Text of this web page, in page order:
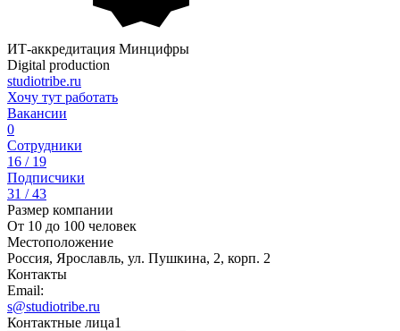
ИТ-аккредитация Минцифры
Digital production
studiotribe.ru
Хочу тут работать
Вакансии
0
Сотрудники
16 / 19
Подписчики
31 / 43
Размер компании
От 10 до 100 человек
Местоположение
Россия, Ярославль, ул. Пушкина, 2, корп. 2
Контакты
Email:
s@studiotribe.ru
Контактные лица1